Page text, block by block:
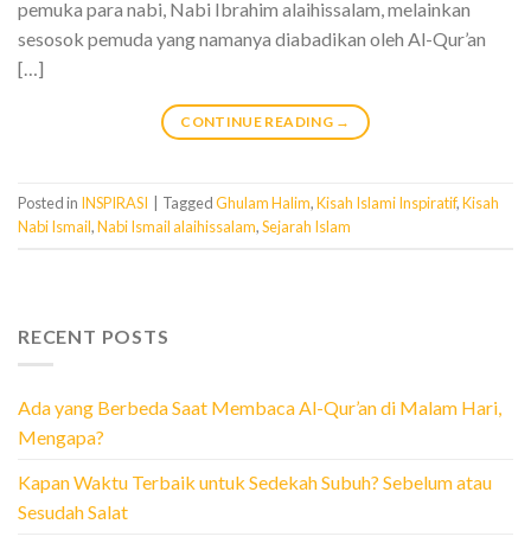
pemuka para nabi, Nabi Ibrahim alaihissalam, melainkan
sesosok pemuda yang namanya diabadikan oleh Al-Qur’an
[…]
CONTINUE READING →
Posted in INSPIRASI TaggedGhulam Halim,Kisah Islami Inspiratif,Kisah
Nabi Ismail,Nabi Ismail alaihissalam,Sejarah Islam
RECENT POSTS
Ada yang Berbeda Saat Membaca Al-Qur’an di Malam Hari,
Mengapa?
Kapan Waktu Terbaik untuk Sedekah Subuh? Sebelum atau
Sesudah Salat